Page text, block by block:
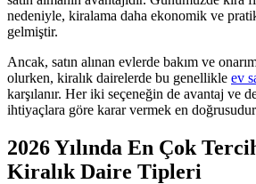
nedeniyle, kiralama daha ekonomik ve
gelmiştir.
Ancak, satın alınan evlerde bakım ve
olurken, kiralık dairelerde bu genellikle ev
karşılanır. Her iki seçeneğin de avantaj ve
ihtiyaçlara göre karar vermek en
2026 Yılında En Çok
Kiralık Daire Tipleri